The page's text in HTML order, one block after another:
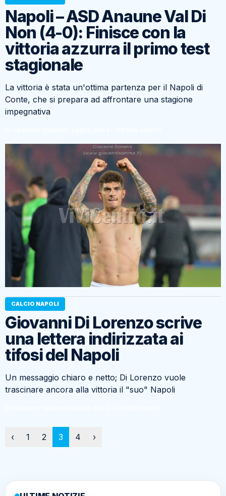
Napoli – ASD Anaune Val Di
Non (4-0): Finisce con la
vittoria azzurra il primo test
stagionale
La vittoria è stata un'ottima partenza per il Napoli di
Conte, che si prepara ad affrontare una stagione
impegnativa
CALCIO NAPOLI
Giovanni Di Lorenzo scrive
una lettera indirizzata ai
tifosi del Napoli
Un messaggio chiaro e netto; Di Lorenzo vuole
trascinare ancora alla vittoria il "suo" Napoli
Paginazione
‹ 1 2 3 4 ›